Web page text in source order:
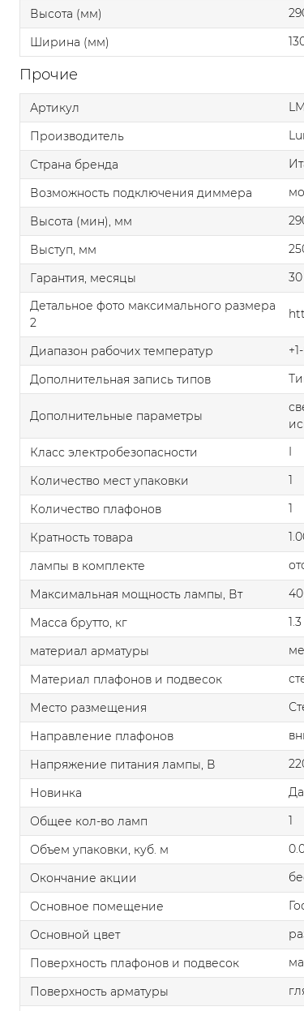
Высота (мм)
Ширина (мм)
Прочие
Артикул
Производитель
Страна бренда
Возможность подключения диммера
Высота (мин), мм
Выступ, мм
Гарантия, месяцы
30
Детальное фото максимального размера
2
Диапазон рабочих температур
Дополнительная запись типов
Дополнительные параметры
Класс электробезопасности
I
Количество мест упаковки
1
Количество плафонов
1
Кратность товара
лампы в комплекте
Максимальная мощность лампы, Вт
40
Масса брутто, кг
1.3
материал арматуры
Материал плафонов и подвесок
Место размещения
Направление плафонов
Напряжение питания лампы, В
Новинка
Да
Общее кол-во ламп
1
Объем упаковки, куб. м
Окончание акции
Основное помещение
Основной цвет
Поверхность плафонов и подвесок
Поверхность арматуры